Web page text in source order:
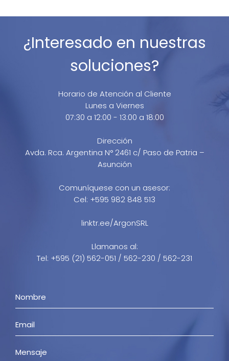
¿Interesado en nuestras
soluciones?
Horario de Atención al Cliente
Lunes a Viernes
07:30 a 12:00 - 13:00 a 18:00
Dirección
Avda. Rca. Argentina N° 2461 c/ Paso de Patria –
Asunción
Comuníquese con un asesor:
Cel: +595 982 848 513
linktr.ee/ArgonSRL
Llamanos al:
Tel: +595 (21) 562-051 / 562-230 / 562-231